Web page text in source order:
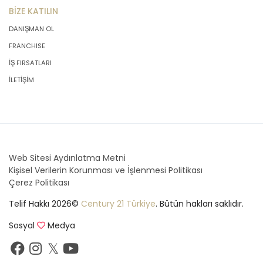
KVKK; kişinin ırkı, etnik kökeni, siyasi
düşüncesi, felsefi inancı, dini, mezhebi
veya diğer inançları, kılık ve kıyafeti,
dernek, vakıf ya da sendika üyeliği,
mahkûmiyeti ve güvenlik tedbirleriyle
ilgili verileri ile biyometrik ve genetik
MASTERTURK FRANCHİSİNG
A.Ş. , özel nitelikli kişisel verilerin
işlenmesinde, Kişisel Verileri Koruma
Kurulu tarafından belirlenen yeterli
önlemleri de alacaktır.
3. Kişisel Verilerin Aktarılması
C MASTERTURK FRANCHİSİNG
BİZE KATILIN
DANIŞMAN OL
FRANCHISE
İŞ FIRSATLARI
İLETİŞİM
Web Sitesi Aydınlatma Metni
Kişisel Verilerin Korunması ve İşlenmesi Politikası
Çerez Politikası
Telif Hakkı 2026© Century 21 Türkiye. Bütün hakları saklıdır.
Sosyal
Medya